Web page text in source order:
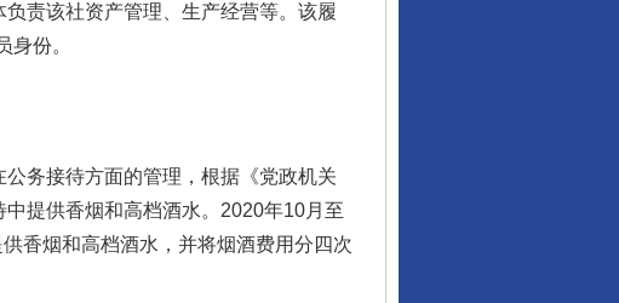
责该社资产管理、生产经营等。该履
份。
务接待方面的管理，根据《党政机关
提供香烟和高档酒水。2020年10月至
香烟和高档酒水，并将烟酒费用分四次